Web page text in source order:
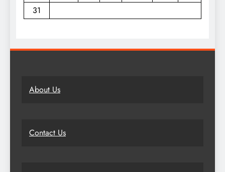
31
About Us
Contact Us